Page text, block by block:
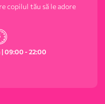
copilul tău să le adore
| 09:00 - 22:00